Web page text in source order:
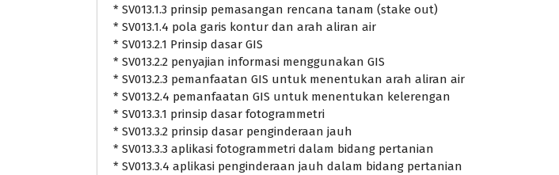
* SV013.1.3 prinsip pemasangan rencana tanam (stake out)
* SV013.1.4 pola garis kontur dan arah aliran air
* SV013.2.1 Prinsip dasar GIS
* SV013.2.2 penyajian informasi menggunakan GIS
* SV013.2.3 pemanfaatan GIS untuk menentukan arah aliran air
* SV013.2.4 pemanfaatan GIS untuk menentukan kelerengan
* SV013.3.1 prinsip dasar fotogrammetri
* SV013.3.2 prinsip dasar penginderaan jauh
* SV013.3.3 aplikasi fotogrammetri dalam bidang pertanian
* SV013.3.4 aplikasi penginderaan jauh dalam bidang pertanian